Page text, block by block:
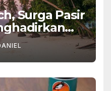
Surga Pasir
Pesona